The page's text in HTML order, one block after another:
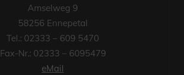
Amselweg 9
58256 Ennepetal
Tel.: 02333 – 609 5470
Fax-Nr.: 02333 – 6095479
eMail